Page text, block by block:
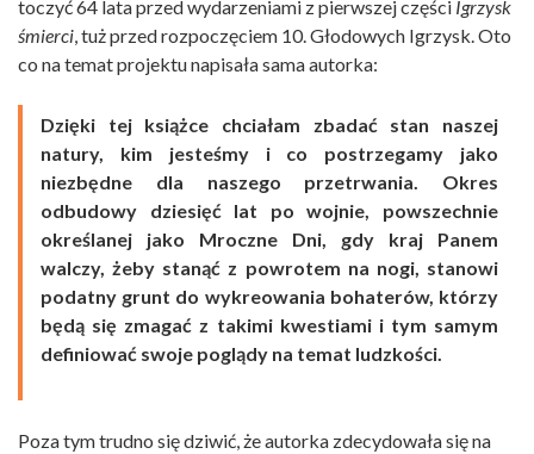
toczyć 64 lata przed wydarzeniami z pierwszej części Igrzysk
śmierci, tuż przed rozpoczęciem 10. Głodowych Igrzysk. Oto
co na temat projektu napisała sama autorka:
Dzięki tej książce chciałam zbadać stan naszej
natury, kim jesteśmy i co postrzegamy jako
niezbędne dla naszego przetrwania. Okres
odbudowy dziesięć lat po wojnie, powszechnie
określanej jako Mroczne Dni, gdy kraj Panem
walczy, żeby stanąć z powrotem na nogi, stanowi
podatny grunt do wykreowania bohaterów, którzy
będą się zmagać z takimi kwestiami i tym samym
definiować swoje poglądy na temat ludzkości.
Poza tym trudno się dziwić, że autorka zdecydowała się na